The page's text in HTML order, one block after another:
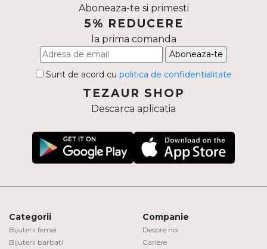
Aboneaza-te si primesti
5% REDUCERE
la prima comanda
Aboneaza-te
Sunt de acord cu politica de confidentialitate
TEZAUR SHOP
Descarca aplicatia
Categorii
Bijuterii femei
Bijuterii barbati
Companie
Despre noi
Cariere